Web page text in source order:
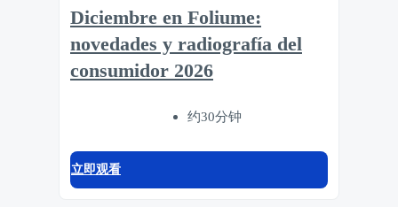
Diciembre en Foliume:
novedades y radiografía del
consumidor 2026
约30分钟
立即观看